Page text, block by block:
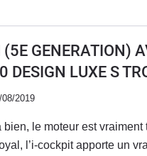
peut de fonctionnalité.
GENERATION)
DESIGN LUXE S
08/2019
bien, le moteur est
l’i-cockpit apporte un